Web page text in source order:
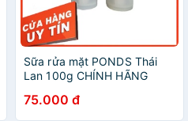
Sữa rửa mặt PONDS Thái
Lan 100g CHÍNH HÃNG
75.000 đ